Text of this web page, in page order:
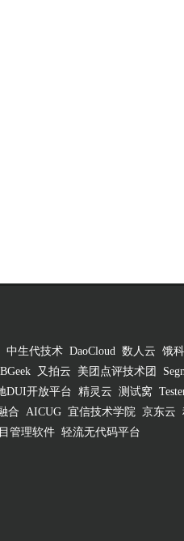
中生代技术 DaoCloud 数人云 饿
又拍云 美团点评技术团
DUI开放平台 精灵云 测试窝
合 AICUG 宜信技术学院 京东云
管理软件 轻流无代码平台